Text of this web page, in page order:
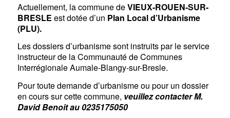
Actuellement, la commune deVIEUX-ROUEN-SUR-
BRESLE est dotée d’un Plan Local d’Urbanisme
(PLU).
Les dossiers d’urbanisme sont instruits par le service
instructeur de la Communauté de Communes
Interrégionale Aumale-Blangy-sur-Bresle.
Pour toute demande d’urbanisme ou pour un dossier
en cours sur cette commune, veuillez contacter M.
David Benoit au 0235175050